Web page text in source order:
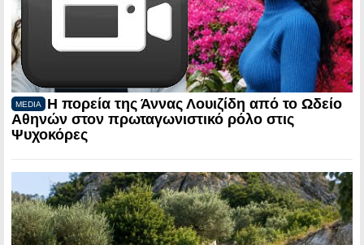
MEDIA
Η πορεία της Άννας Λουιζίδη από το Ωδείο
Αθηνών στον πρωταγωνιστικό ρόλο στις
Ψυχοκόρες